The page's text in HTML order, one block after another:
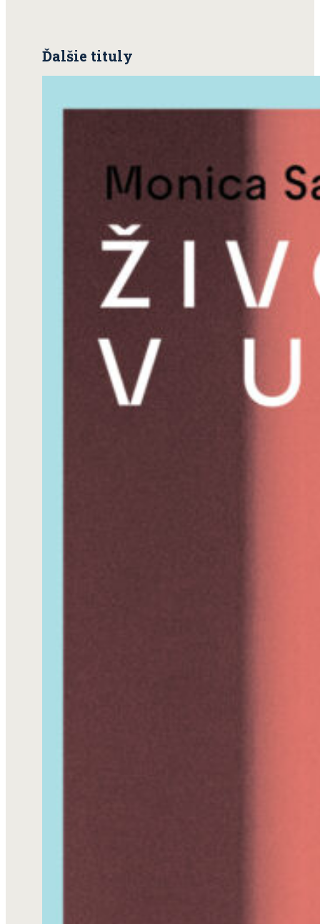
Ďalšie tituly